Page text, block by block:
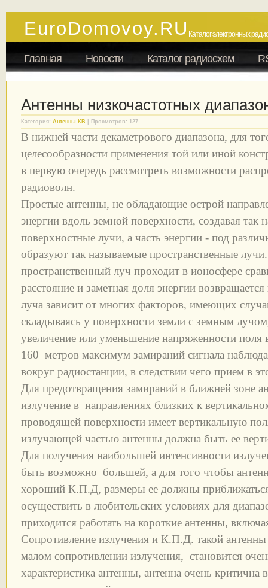
EuroDomovoy.RU Каталог электронных
Главная Новости Каталог радиосхем
Антенны низкочастотных
Категория: Антенны КВ | Просмотров: 127
В нижней части декаметрового диапазона, для
целесообразности применения той или иной
в первую очередь рассмотреть возможности
радиоволн.
Простые антенны, не обладающие острой
энергии вдоль земной поверхности, создавая так
поверхностные лучи, а часть энергии - под
образуют так называемые пространственные
пространственный луч проходит в ионосфере
расстояние и заметная доля энергии
луча зависит от многих факторов, имеющих
складываясь у поверхности земли с земным
увеличение или уменьшение напряженности поля
160 метров максимум замираний сигнала
вокруг радиостанции, в следствии чего прием в
Для предотвращения замираний в ближней зоне
излучение в направлениях близких к
проводящей поверхности имеет вертикальную
излучающей частью антенны должна быть ее
Для получения наибольшей интенсивности
быть возможно большей, а для того чтобы
хороший К.П.Д, размеры ее должны
осуществить в любительских условиях для
приходится работать на короткие антенны,
Сопротивление излучения и К.П.Д. такой
малом сопротивлении излучения, становится
характеристика антенны, антенна очень критична